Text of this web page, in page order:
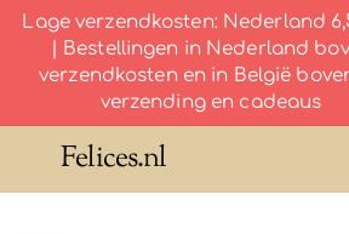
Lage verzendkosten: Nederland
| Bestellingen in Nederland
verzendkosten en in België
verzending en cadeaus
Felices.nl